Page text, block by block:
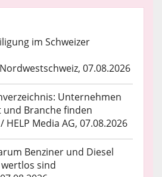
im Schweizer
07.08.2026
Unternehmen
und Branche finden
Media AG, 07.08.2026
Benziner und Diesel
sind